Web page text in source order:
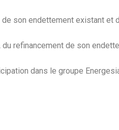
son endettement existant et
refinancement de son
dans le groupe